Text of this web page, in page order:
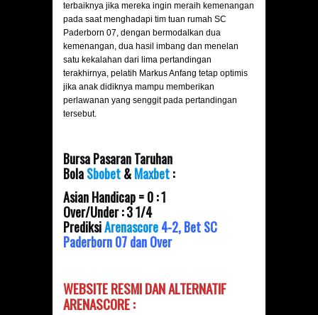
terbaiknya jika mereka ingin meraih kemenangan
pada saat menghadapi tim tuan rumah SC
Paderborn 07, dengan bermodalkan dua
kemenangan, dua hasil imbang dan menelan
satu kekalahan dari lima pertandingan
terakhirnya, pelatih Markus Anfang tetap optimis
jika anak didiknya mampu memberikan
perlawanan yang senggit pada pertandingan
tersebut.
Bursa Pasaran Taruhan
BolaSbobet&Maxbet:
Asian Handicap = 0 : 1
Over/Under : 3 1/4
PrediksiArenascore4-2, Bet SC
Paderborn 07 dan Over
WEBSITE RESMI DANALTERNATIF
ARENASCORE :